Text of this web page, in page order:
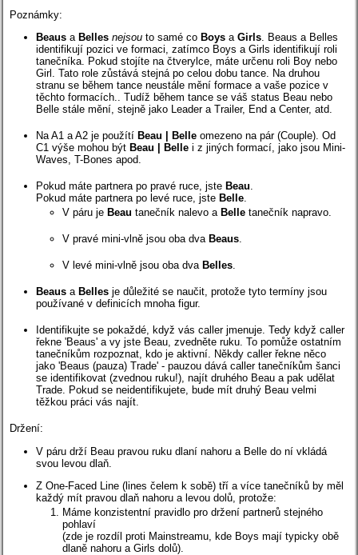
Poznámky:
Beaus a Belles nejsou to samé co Boys a Girls. Beaus a Belles
identifikují pozici ve formaci, zatímco Boys a Girls identifikují roli
tanečníka. Pokud stojíte na čtverylce, máte určenu roli Boy nebo
Girl. Tato role zůstává stejná po celou dobu tance. Na druhou
stranu se během tance neustále mění formace a vaše pozice v
těchto formacích.. Tudíž během tance se váš status Beau nebo
Belle stále mění, stejně jako Leader a Trailer, End a Center, atd.
Na A1 a A2 je použítí Beau | Belle omezeno na pár (Couple). Od
C1 výše mohou být Beau | Belle i z jiných formací, jako jsou Mini-
Waves, T-Bones apod.
Pokud máte partnera po pravé ruce, jste Beau.
Pokud máte partnera po levé ruce, jste Belle.
V páru je Beau tanečník nalevo a Belle tanečník napravo.
V pravé mini-vlně jsou oba dva Beaus.
V levé mini-vlně jsou oba dva Belles.
Beaus a Belles je důležité se naučit, protože tyto termíny jsou
používané v definicích mnoha figur.
Identifikujte se pokaždé, když vás caller jmenuje. Tedy když caller
řekne 'Beaus' a vy jste Beau, zvedněte ruku. To pomůže ostatním
tanečníkům rozpoznat, kdo je aktivní. Někdy caller řekne něco
jako 'Beaus (pauza) Trade' - pauzou dává caller tanečníkům šanci
se identifikovat (zvednou ruku!), najít druhého Beau a pak udělat
Trade. Pokud se neidentifikujete, bude mít druhý Beau velmi
těžkou práci vás najít.
Držení:
V páru drží Beau pravou ruku dlaní nahoru a Belle do ní vkládá
svou levou dlaň.
Z One-Faced Line (lines čelem k sobě) tří a více tanečníků by měl
každý mít pravou dlaň nahoru a levou dolů, protože:
Máme konzistentní pravidlo pro držení partnerů stejného
pohlaví
(zde je rozdíl proti Mainstreamu, kde Boys mají typicky obě
dlaně nahoru a Girls dolů).